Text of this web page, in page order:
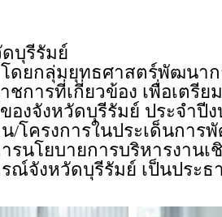
บุรีรัมย์
ยกลุ่มยุทธศาสตร์พัฒนา
การที่เกี่ยวข้อง เพื่อเตรี
องจังหวัดบุรีรัมย์ ประจำ
/โครงการในประเด็นกา
นโยบายการบริหารงาน
ณ์จังหวัดบุรีรัมย์ เป็นประธ